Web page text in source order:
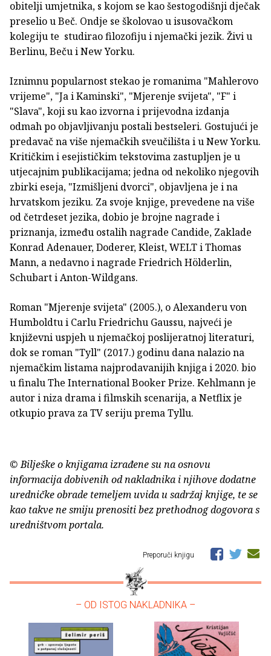
obitelji umjetnika, s kojom se kao šestogodišnji dječak
preselio u Beč. Ondje se školovao u isusovačkom
kolegiju te studirao filozofiju i njemački jezik. Živi u
Berlinu, Beču i New Yorku.
Iznimnu popularnost stekao je romanima "Mahlerovo
vrijeme", "Ja i Kaminski", "Mjerenje svijeta", "F" i
"Slava", koji su kao izvorna i prijevodna izdanja
odmah po objavljivanju postali bestseleri. Gostujući je
predavač na više njemačkih sveučilišta i u New Yorku.
Kritičkim i esejističkim tekstovima zastupljen je u
utjecajnim publikacijama; jedna od nekoliko njegovih
zbirki eseja, "Izmišljeni dvorci", objavljena je i na
hrvatskom jeziku. Za svoje knjige, prevedene na više
od četrdeset jezika, dobio je brojne nagrade i
priznanja, između ostalih nagrade Candide, Zaklade
Konrad Adenauer, Doderer, Kleist, WELT i Thomas
Mann, a nedavno i nagrade Friedrich Hölderlin,
Schubart i Anton-Wildgans.
Roman "Mjerenje svijeta" (2005.), o Alexanderu von
Humboldtu i Carlu Friedrichu Gaussu, najveći je
književni uspjeh u njemačkoj poslijeratnoj literaturi,
dok se roman "Tyll" (2017.) godinu dana nalazio na
njemačkim listama najprodavanijih knjiga i 2020. bio
u finalu The International Booker Prize. Kehlmann je
autor i niza drama i filmskih scenarija, a Netflix je
otkupio prava za TV seriju prema Tyllu.
© Bilješke o knjigama izrađene su na osnovu
informacija dobivenih od nakladnika i njihove dodatne
uredničke obrade temeljem uvida u sadržaj knjige, te se
kao takve ne smiju prenositi bez prethodnog dogovora s
uredništvom portala.
Preporuči knjigu
– OD ISTOG NAKLADNIKA –